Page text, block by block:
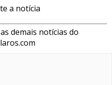
a notícia
demais notícias do